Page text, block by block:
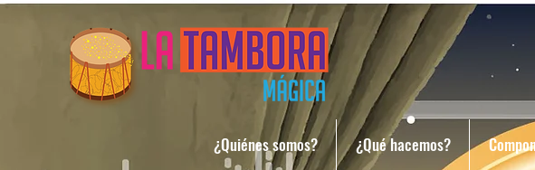
¿Quiénes somos? ¿Qué hacemos?